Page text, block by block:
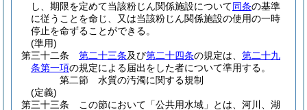
し、期限を定めて当該粉じん関係施設について同条の基準
に従うことを命じ、又は当該粉じん関係施設の使用の一時
停止を命ずることができる。
(準用)
第三十二条
第二十三条及び第二十四条の規定は、 第二十九
条第一項の規定による届出をした者について準用する。
第二節
水質の汚濁に関する規制
(定義)
第三十三条
この節において「公共用水域」とは、河川、湖